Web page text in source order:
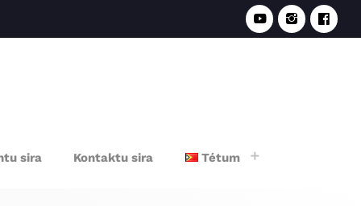
sira Kontaktu sira Tétum